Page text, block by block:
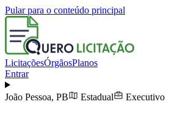
Pular para o conteúdo principal
LicitaçõesÓrgãosPlanos
Entrar
João Pessoa, PB Estadual Executivo